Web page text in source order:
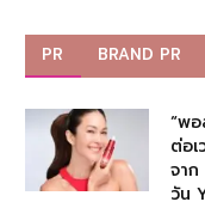
PR BRAND PR
“พอ
ต่อ
จา
วัน